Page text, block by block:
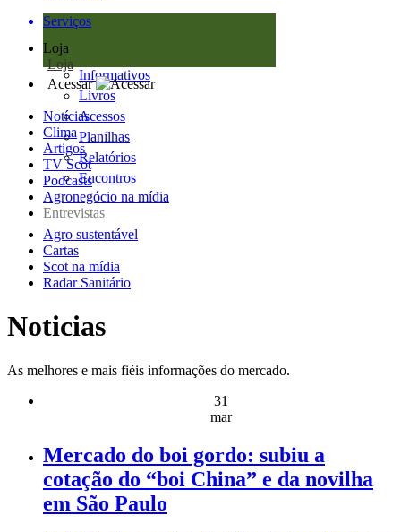
Serviços
Loja
Loja
Informativos
Livros
Acessos
Planilhas
Relatórios
Encontros
Acessar
Notícias
Clima
Artigos
TV Scot
Podcasts
Agronegócio na mídia
Entrevistas
Agro sustentável
Cartas
Scot na mídia
Radar Sanitário
Noticias
As melhores e mais fiéis informações do mercado.
31
mar
Mercado do boi gordo: subiu a
cotação do “boi China” e da novilha
em São Paulo